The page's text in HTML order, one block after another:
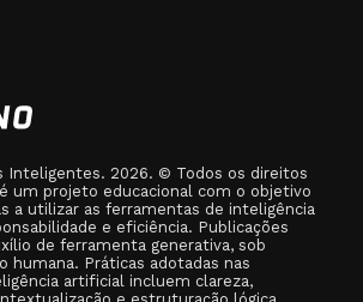
Inteligentes. 2026. © Todos os direitos
um projeto educacional com o objetivo
a utilizar as ferramentas de inteligência
e eficiência. Publicações
de ferramenta generativa, sob
humana. Práticas adotadas nas
artificial incluem clareza,